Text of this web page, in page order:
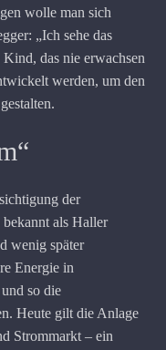
wolle man sich
„Ich sehe das
das nie erwachsen
werden, um den
der
als Haller
wenig später
Energie in
so die
Heute gilt die Anlage
Strommarkt – ein